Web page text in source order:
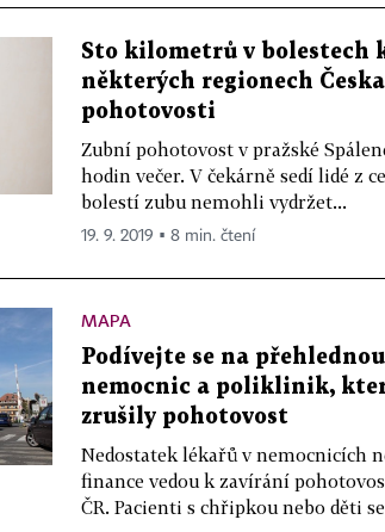
Sto kilometrů v bolestech
některých regionech
pohotovosti
Zubní pohotovost v pražské
hodin večer. V čekárně sedí lidé z
bolestí zubu nemohli vydržet...
19. 9. 2019 ▪ 8 min. čtení
MAPA
Podívejte se na
nemocnic a poliklinik,
zrušily pohotovost
Nedostatek lékařů v nemocnicích
finance vedou k zavírání
ČR. Pacienti s chřipkou nebo děti